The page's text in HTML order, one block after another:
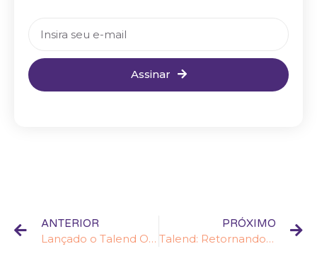
Assinar
ANTERIOR
Lançado o Talend Open Studio 5!
PRÓXIMO
Talend: Retornando valores entre jobs